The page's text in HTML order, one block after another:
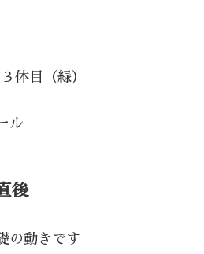
体目（緑）
ル
後
の動きです